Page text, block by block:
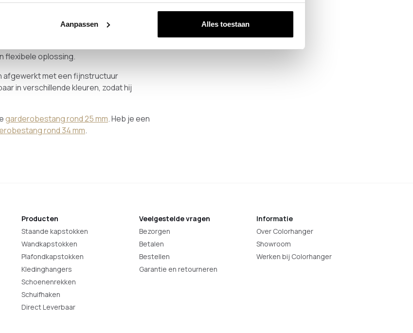
Aanpassen Alles toestaan
geschikt voor grotere lengtes en
gebruik in de hal, winkels of projecten.
Combineer de garderobestang met
flexibele oplossing.
afgewerkt met een fijnstructuur
in verschillende kleuren, zodat hij
garderobestang rond 25 mm. Heb je een
rond 34 mm.
Producten
Staande kapstokken
Wandkapstokken
Plafondkapstokken
Kledinghangers
Schoenenrekken
Schuifhaken
Direct Leverbaar
Veelgestelde vragen
Bezorgen
Betalen
Bestellen
Garantie en retourneren
Informatie
Over Colorhanger
Showroom
Werken bij Colorhanger